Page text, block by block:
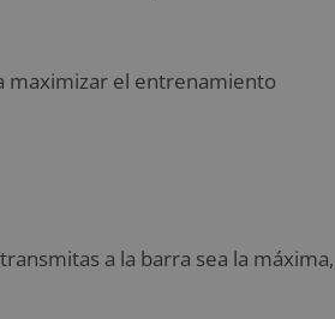
maximizar el entrenamiento
a la barra sea la máxima,